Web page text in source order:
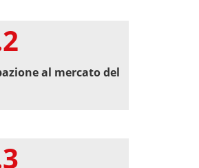
al mercato del